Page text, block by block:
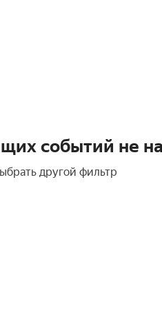
событий не
другой фильтр